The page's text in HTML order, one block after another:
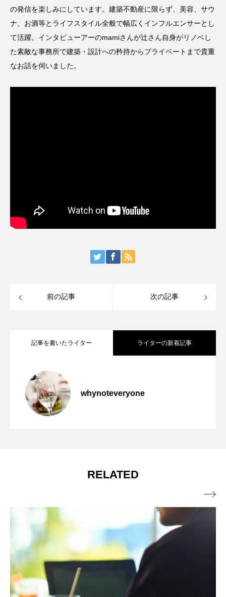
の発信を楽しみにしています。建築不動産に限らず、美容、サウ
ナ、お酒等とライフスタイル全般で幅広くインフルエンサーとし
て活躍。インタビューアーのmamiさんが辻さん自身がリノベし
た素敵な事務所で建築・設計への矜持からプライベートまで貴重
なお話を伺いました。
前の記事 次の記事
記事を書いたライター ライターの新着記事
whynoteveryone
2026.01.23
2025.04.01
マガジン読者限定ご招待
イス氏来日記念ディナー」5種との極上ペ
アリングディナー開催！
RELATED
